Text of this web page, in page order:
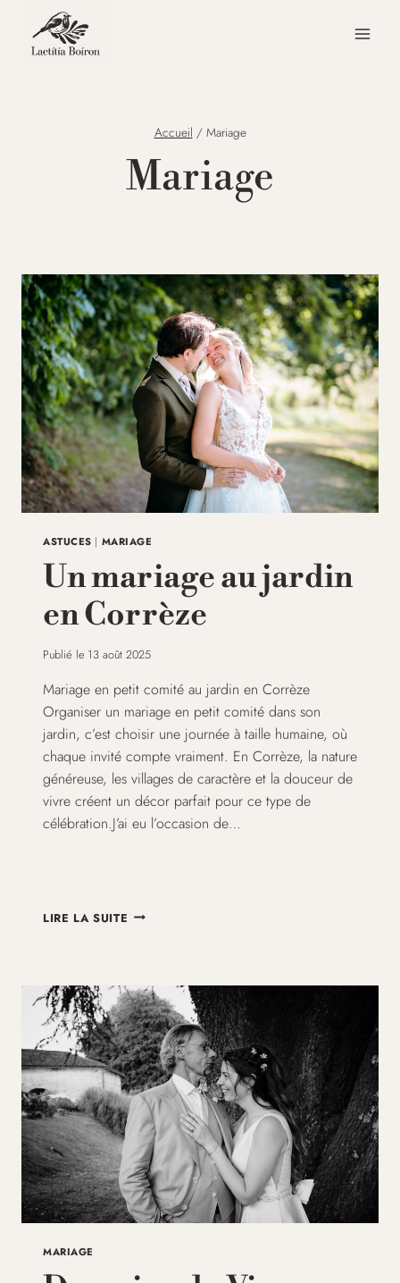
contenu
Accueil / Mariage
Mariage
ASTUCES | MARIAGE
Un mariage au jardin
en Corrèze
Publié le 13 août 2025
Mariage en petit comité au jardin en Corrèze
Organiser un mariage en petit comité dans son
jardin, c’est choisir une journée à taille humaine, où
chaque invité compte vraiment. En Corrèze, la nature
généreuse, les villages de caractère et la douceur de
vivre créent un décor parfait pour ce type de
célébration.J’ai eu l’occasion de…
LIRE LA SUITE UN
EN
CORRÈZE
MARIAGE